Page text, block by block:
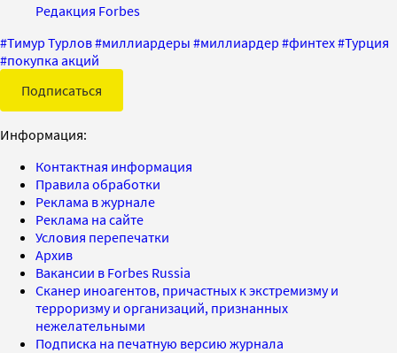
Редакция Forbes
#Тимур Турлов#миллиардеры #миллиардер #финтех#Турция
#покупка акций
Подписаться
Информация:
Контактная информация
Правила обработки
Реклама в журнале
Реклама на сайте
Условия перепечатки
Архив
Вакансии в Forbes Russia
Сканер иноагентов, причастных к экстремизму и
терроризму и организаций, признанных
нежелательными
Подписка на печатную версию журнала